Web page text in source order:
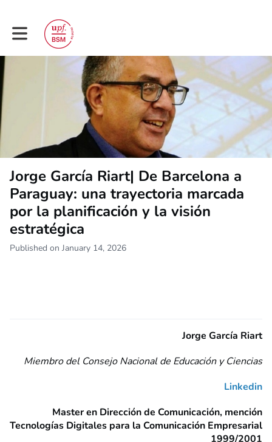
Toggle main navigation
Jorge García Riart| De Barcelona a
Paraguay: una trayectoria marcada
por la planificación y la visión
estratégica
Published on January 14, 2026
Jorge García Riart
Miembro del Consejo Nacional de Educación y Ciencias
Linkedin
Master en Dirección de Comunicación, mención
Tecnologías Digitales para la Comunicación Empresarial
1999/2001